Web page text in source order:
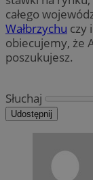
całego
Wałbrzychu czy
obiecujemy, że
poszukujesz.
Słuchaj
Udostępnij